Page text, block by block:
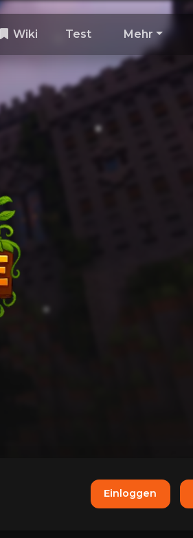
Wiki Test Mehr
Einloggen